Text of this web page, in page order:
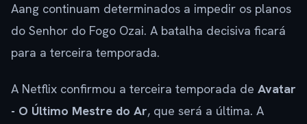
Aang continuam determinados a impedir os planos
do Senhor do Fogo Ozai. A batalha decisiva ficará
para a terceira temporada.
A Netflix confirmou a terceira temporada de Avatar
- O Último Mestre do Ar, que será a última. A